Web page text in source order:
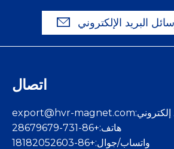
البريد الإلكتروني
اتصال
إلكتروني:export@hvr-magnet.com
هاتف:+86-731-28679679
واتساب/جوال:+86-18182052603